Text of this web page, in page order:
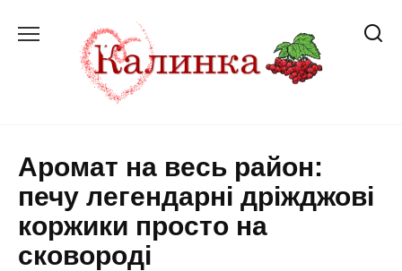
Аромат на весь район:
печу легендарні дріжджові
коржики просто на
сковороді